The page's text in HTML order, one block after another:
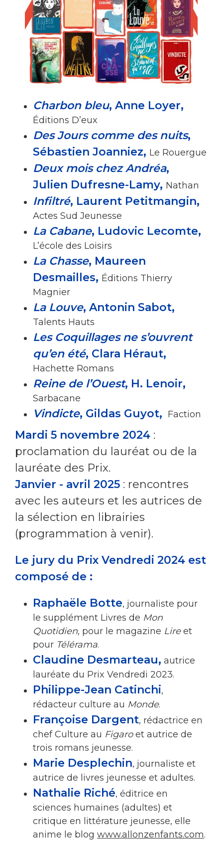
Charbon bleu, Anne Loyer,
Éditions D’eux
Des Jours comme des nuits,
Sébastien Joanniez, Le Rouergue
Deux mois chez Andréa,
Julien Dufresne-Lamy, Nathan
Infiltré, Laurent Petitmangin,
Actes Sud Jeunesse
La Cabane, Ludovic Lecomte,
L’école des Loisirs
La Chasse, Maureen
Desmailles, Éditions Thierry
Magnier
La Louve, Antonin Sabot,
Talents Hauts
Les Coquillages ne s’ouvrent
qu’en été, Clara Héraut,
Hachette Romans
Reine de l’Ouest, H. Lenoir,
Sarbacane
Vindicte, Gildas Guyot, Faction
Mardi 5 novembre 2024 :
proclamation du lauréat ou de la
lauréate des Prix.
Janvier - avril 2025 : rencontres
avec les auteurs et les autrices de
la sélection ​en librairies
(programmation à venir).
Le jury du Prix Vendredi 2024 est
composé de :
Raphaële Botte, journaliste pour
le supplément Livres de Mon
Quotidien, pour le magazine Lireet
pour Télérama.
Claudine Desmarteau, autrice
lauréate du Prix Vendredi 2023.
Philippe-Jean Catinchi,
rédacteur culture au Monde.
Françoise Dargent, rédactrice en
chef Culture au Figaroet autrice de
trois romans jeunesse.
Marie Desplechin, journaliste et
autrice de livres jeunesse et adultes.
Nathalie Riché, éditrice en
sciences humaines (adultes) et
critique en littérature jeunesse, elle
anime le blog www.allonzenfants.com.